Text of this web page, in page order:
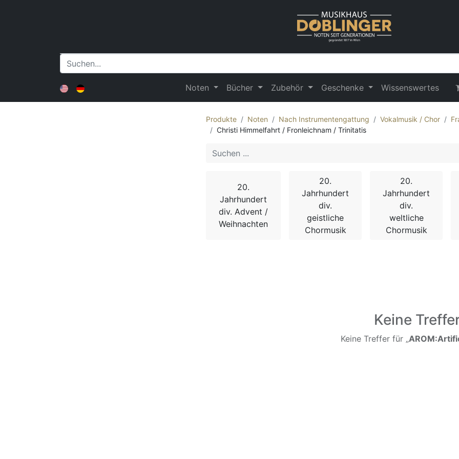
Noten Bücher Zubehör Geschenke Wissenswertes
Produkte Noten Nach Instrumentengattung Vokalmusik / Chor
Christi Himmelfahrt / Fronleichnam / Trinitatis
20.
Jahrhundert
div. Advent /
Weihnachten
20.
Jahrhundert
div.
geistliche
Chormusik
20.
Jahrhundert
div.
weltliche
Chormusik
Keine
Keine Treffer für „